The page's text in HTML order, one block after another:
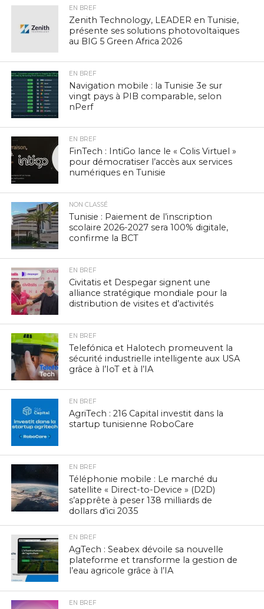
EN BREF
Zenith Technology, LEADER en Tunisie,
présente ses solutions photovoltaïques
au BIG 5 Green Africa 2026
EN BREF
Navigation mobile : la Tunisie 3e sur
vingt pays à PIB comparable, selon
nPerf
EN BREF
FinTech : IntiGo lance le « Colis Virtuel »
pour démocratiser l’accès aux services
numériques en Tunisie
NON CLASSÉ
Tunisie : Paiement de l’inscription
scolaire 2026-2027 sera 100% digitale,
confirme la BCT
EN BREF
Civitatis et Despegar signent une
alliance stratégique mondiale pour la
distribution de visites et d’activités
EN BREF
Telefónica et Halotech promeuvent la
sécurité industrielle intelligente aux USA
grâce à l’IoT et à l’IA
EN BREF
AgriTech : 216 Capital investit dans la
startup tunisienne RoboCare
EN BREF
Téléphonie mobile : Le marché du
satellite « Direct-to-Device » (D2D)
s’apprête à peser 138 milliards de
dollars d’ici 2035
EN BREF
AgTech : Seabex dévoile sa nouvelle
plateforme et transforme la gestion de
l’eau agricole grâce à l’IA
EN BREF